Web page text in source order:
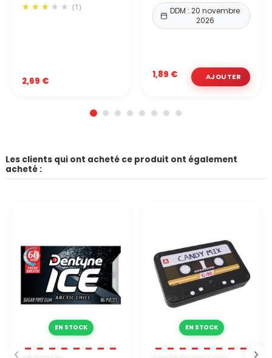
(1)
2,69 €
DDM : 20 novembre
2026
1,89 €
Les clients qui ont acheté ce produit ont également
acheté :
EN STOCK EN STOCK